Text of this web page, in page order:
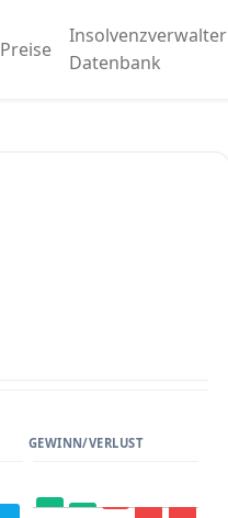
Preise
Insolvenzverwalter
Datenbank
GEWINN/VERLUST